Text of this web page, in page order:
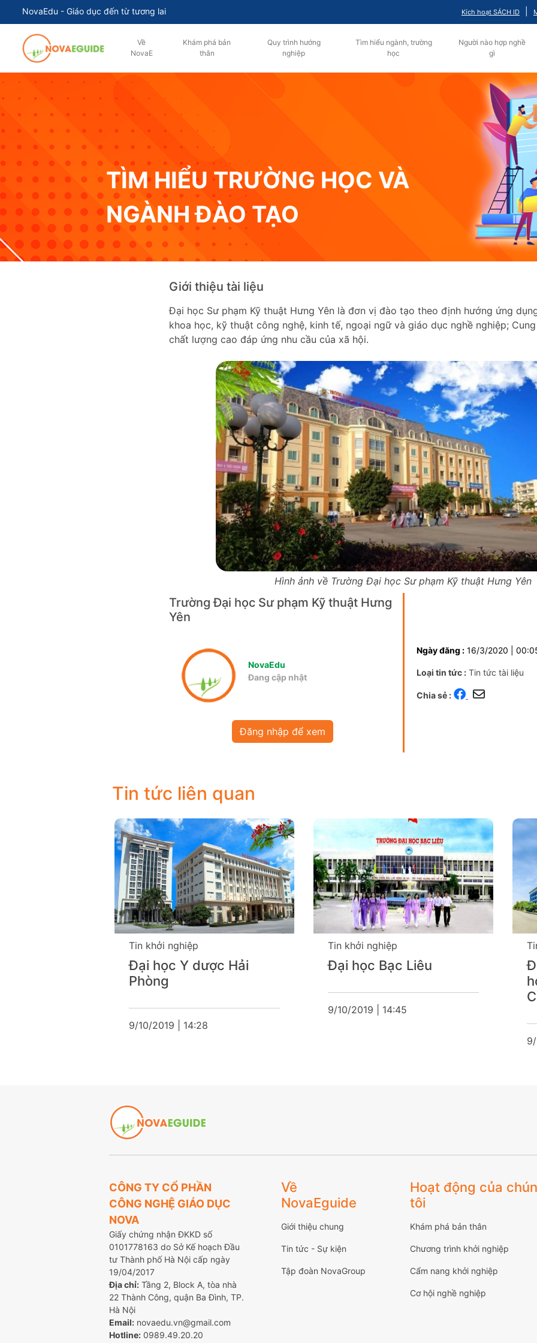
NovaEdu - Giáo dục đến từ tương lai Kích hoạt SÁCH ID
Về
NovaE
Khám phá bản
thân
Quy trình hướng
nghiệp
Tìm hiểu ngành, trường
học
Người nào hợp nghề
gì
TÌM HIỂU TRƯỜNG HỌC VÀ
NGÀNH ĐÀO TẠO
Giới thiệu tài liệu
Đại học Sư phạm Kỹ thuật Hưng Yên là đơn vị đào tạo theo định hướng ứng
khoa học, kỹ thuật công nghệ, kinh tế, ngoại ngữ và giáo dục nghề nghiệp;
chất lượng cao đáp ứng nhu cầu của xã hội.
Hình ảnh về Trường Đại học Sư phạm Kỹ thuật Hưng Yên
Trường Đại học Sư phạm Kỹ thuật Hưng
Yên
NovaEdu
Đang cập nhật
Đăng nhập để xem
Ngày đăng : 16/3/2020 |
Loại tin tức : Tin tức tài liệu
Chia sẻ :
Tin tức liên quan
Tin khởi nghiệp
Đại học Y dược Hải
Phòng
9/10/2019 | 14:28
Tin khởi nghiệp
Đại học Bạc Liêu
9/10/2019 | 14:45
CÔNG TY CỔ PHẦN
CÔNG NGHỆ GIÁO DỤC
NOVA
Giấy chứng nhận ĐKKD số
0101778163 do Sở Kế hoạch Đầu
tư Thành phố Hà Nội cấp ngày
19/04/2017
Địa chỉ: Tầng 2, Block A, tòa nhà
22 Thành Công, quận Ba Đình, TP.
Hà Nội
Email: novaedu.vn@gmail.com
Hotline: 0989.49.20.20
Về
NovaEguide
Giới thiệu chung
Tin tức - Sự kiện
Tập đoàn NovaGroup
Hoạt động của
tôi
Khám phá bản thân
Chương trình khởi nghiệp
Cẩm nang khởi nghiệp
Cơ hội nghề nghiệp